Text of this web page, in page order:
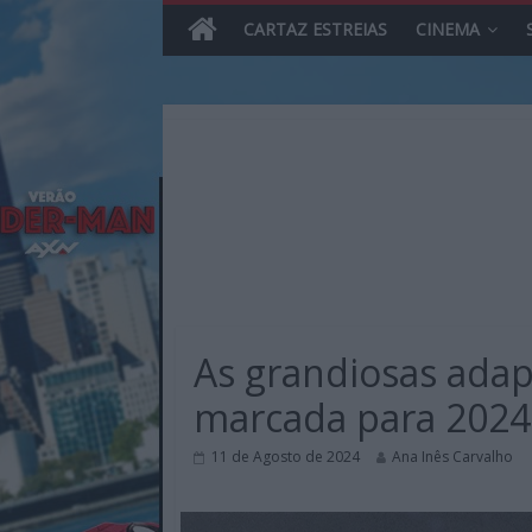
content
Reviews
sobre
CARTAZ ESTREIAS CINEMA
As grandiosas
marcada para 2024
11 de Agosto de 2024 Ana Inês Carvalho